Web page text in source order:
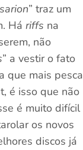
” traz um
Háriffs na
não
” a vestir o fato
que mais pesca
é isso que não
é muito difícil
os novos
discos já